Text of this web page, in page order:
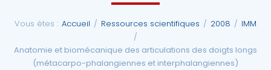
Vous êtes : Accueil / Ressources scientifiques / 2008 / IMM
/
Anatomie et biomécanique des articulations des doigts longs
(métacarpo-phalangiennes et interphalangiennes)
Formations